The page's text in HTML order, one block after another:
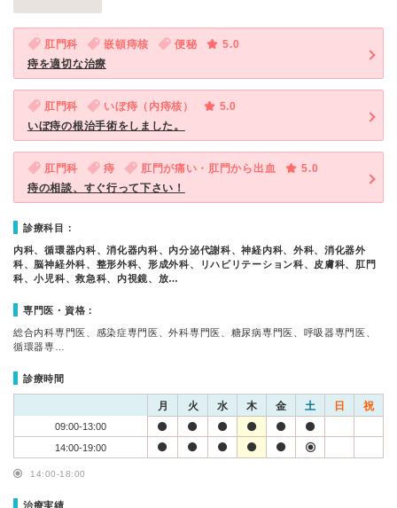
肛門科 嵌頓痔核 便秘
5.0
痔を適切な治療
肛門科 いぼ痔（内痔核）
5.0
いぼ痔の根治手術をしました。
肛門科 痔 肛門が痛い・肛門から出血
5.0
痔の相談、すぐ行って下さい！
診療科目：
内科、循環器内科、消化器内科、内分泌代謝科、神経内科、外科、消化器外
科、脳神経外科、整形外科、形成外科、リハビリテーション科、皮膚科、肛門
科、小児科、救急科、内視鏡、放…
専門医・資格：
総合内科専門医、感染症専門医、外科専門医、糖尿病専門医、呼吸器専門医、
循環器専…
診療時間
月 火 水 木 金 土 日 祝
09:00-13:00
14:00-19:00
14:00-18:00
治療実績